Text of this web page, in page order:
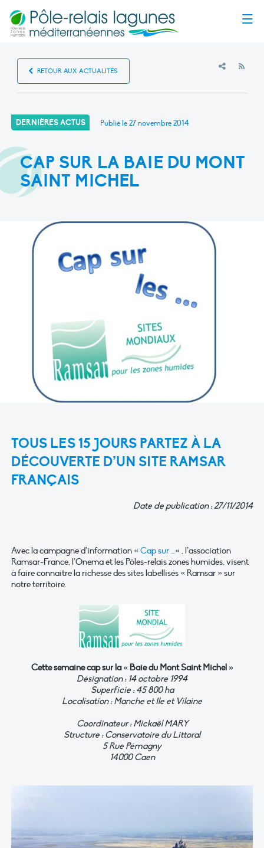
RETOUR AUX ACTUALITÉS
DERNIÈRES ACTUS Publié le27 novembre 2014
CAP SUR LA BAIE DU MONT
SAINT MICHEL
TOUS LES 15 JOURS PARTEZ À LA
DÉCOUVERTE D’UN SITE RAMSAR
FRANÇAIS
Date de publication : 27/11/2014
Avec la campagne d’information « Cap sur …« , l’association
Ramsar-France, l’Onema et les Pôles-relais zones humides, visent
à faire connaitre la richesse des sites labellisés « Ramsar » sur
notre territoire.
Cette semaine cap sur la « Baie du Mont Saint Michel »
Désignation : 14 octobre 1994
Superficie : 45 800 ha
Localisation : Manche et Ile et Vilaine
Coordinateur : Mickaël MARY
Structure : Conservatoire du Littoral
5 Rue Pémagny
14000 Caen